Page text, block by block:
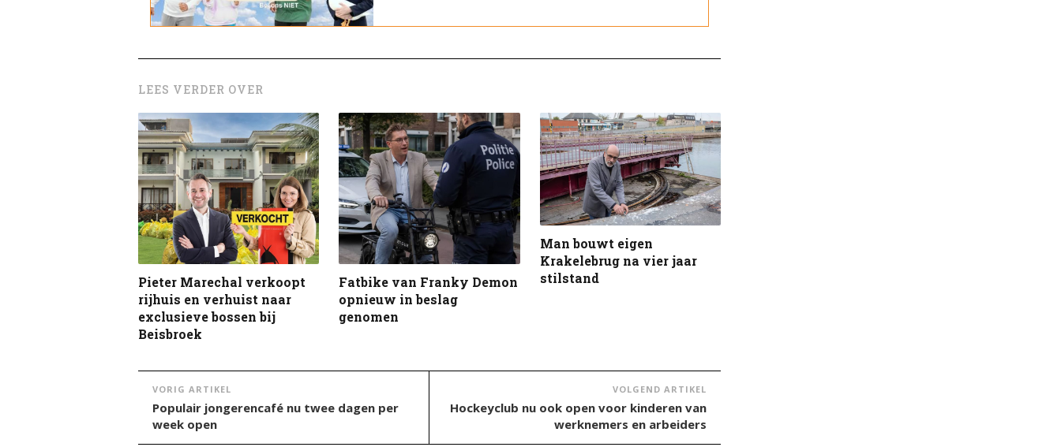
LEES VERDER OVER
Pieter Marechal verkoopt
rijhuis en verhuist naar
exclusieve bossen bij
Beisbroek
Fatbike van Franky Demon
opnieuw in beslag
genomen
Man bouwt eigen
Krakelebrug na vier jaar
stilstand
VORIG ARTIKEL
Populair jongerencafé nu twee dagen per
week open
VOLGEND ARTIKEL
Hockeyclub nu ook open voor kinderen van
werknemers en arbeiders